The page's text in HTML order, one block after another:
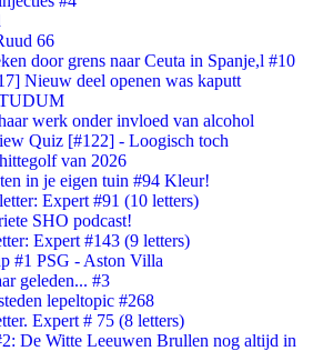
66
door grens naar Ceuta in Spanje,l #10
Nieuw deel openen was kaputt
werk onder invloed van alcohol
Quiz [#122] - Loogisch toch
van 2026
in je eigen tuin #94 Kleur!
Expert #91 (10 letters)
SHO podcast!
Expert #143 (9 letters)
#1 PSG - Aston Villa
geleden... #3
lepeltopic #268
Expert # 75 (8 letters)
De Witte Leeuwen Brullen nog altijd in